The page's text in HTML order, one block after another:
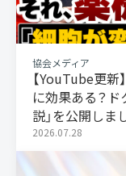
協会メディア
【YouTube更新
に効果ある？
説」を公開しま
2026.07.28